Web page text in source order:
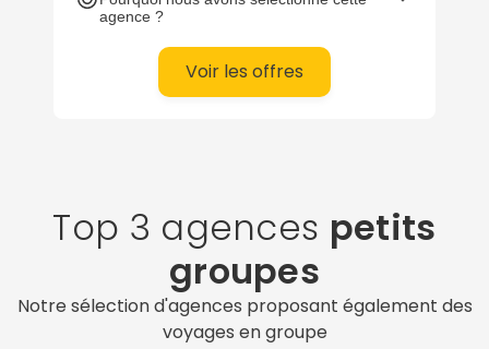
agence ?
Voir les offres
Top 3 agences petits
groupes
Notre sélection d'agences proposant également des
voyages en groupe